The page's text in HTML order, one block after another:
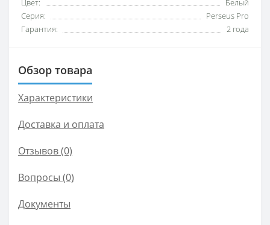
Цвет:
Белый
Серия:
Perseus Pro
Гарантия:
2 года
Обзор товара
Характеристики
Доставка и оплата
Отзывов (0)
Вопросы (0)
Документы